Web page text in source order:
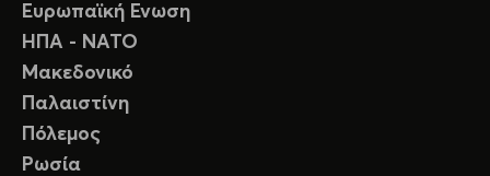
Ευρωπαϊκή Ενωση
ΗΠΑ - ΝΑΤΟ
Μακεδονικό
Παλαιστίνη
Πόλεμος
Ρωσία